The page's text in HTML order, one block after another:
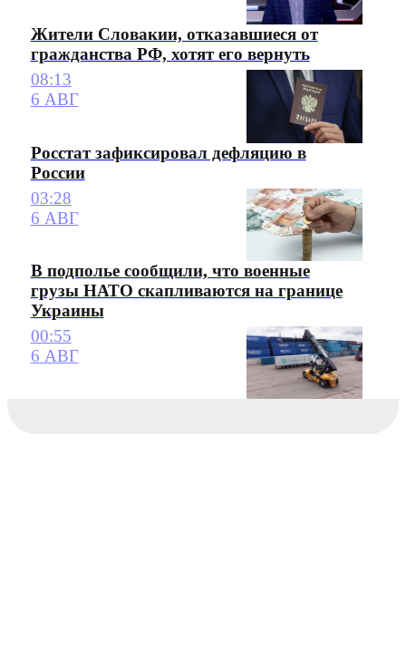
Жители Словакии, отказавшиеся от
гражданства РФ, хотят его вернуть
08:13
6 АВГ
Росстат зафиксировал дефляцию в
России
03:28
6 АВГ
В подполье сообщили, что военные
грузы НАТО скапливаются на границе
Украины
00:55
6 АВГ